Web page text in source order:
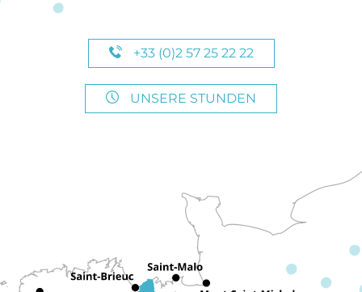
+33 (0)2 57 25 22 22
UNSERE STUNDEN